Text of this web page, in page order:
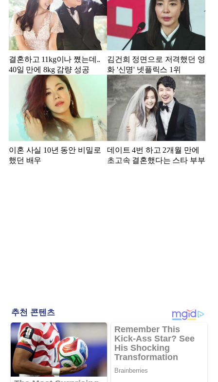
결혼하고 11kg이나 쪘는데..
40일 만에 8kg 감량 성공
김건희 정면으로 저격했던 영
화 '신명' 넷플릭스 1위
이혼 사실 10년 동안 비밀로
했던 배우
데이트 4번 하고 2개월 만에
초고속 결혼했다는 스타 부부